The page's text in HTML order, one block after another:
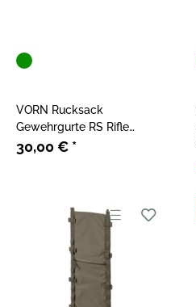
VORN Rucksack
Gewehrgurte RS Rifle
Straps Ash Green
30,00 € *